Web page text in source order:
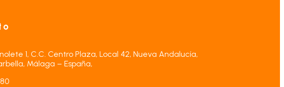
1, C.C. Centro Plaza, Local 42, Nueva Andalucía,
Málaga – España,